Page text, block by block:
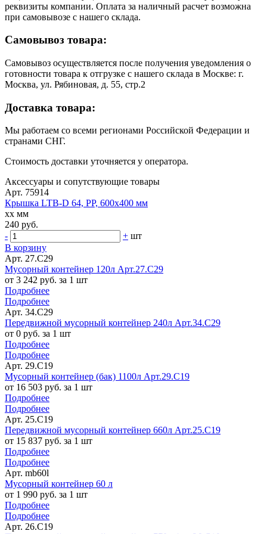
реквизиты компании. Оплата за наличный расчет возможна
при самовывозе с нашего склада.
Самовывоз товара:
Самовывоз осуществляется после получения уведомления о
готовности товара к отгрузке с нашего склада в Москве: г.
Москва, ул. Рябиновая, д. 55, стр.2
Доставка товара:
Мы работаем со всеми регионами Российской Федерации и
странами СНГ.
Стоимость доставки уточняется у оператора.
Аксессуары и сопутствующие товары
Арт. 75914
Крышка LTB-D 64, PP, 600х400 мм
xx мм
240 руб.
-
+ шт
В корзину
Арт. 27.C29
Мусорный контейнер 120л Арт.27.C29
от 3 242 руб. за 1 шт
Подробнее
Подробнее
Арт. 34.C29
Передвижной мусорный контейнер 240л Арт.34.C29
от 0 руб. за 1 шт
Подробнее
Подробнее
Арт. 29.C19
Мусорный контейнер (бак) 1100л Арт.29.C19
от 16 503 руб. за 1 шт
Подробнее
Подробнее
Арт. 25.C19
Передвижной мусорный контейнер 660л Арт.25.C19
от 15 837 руб. за 1 шт
Подробнее
Подробнее
Арт. mb60l
Мусорный контейнер 60 л
от 1 990 руб. за 1 шт
Подробнее
Подробнее
Арт. 26.C19